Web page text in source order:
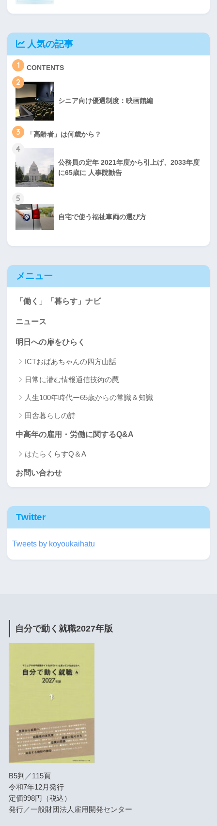
人気の記事
1 CONTENTS
2
シニア向け優遇制度：映画館編
3 「高齢者」は何歳から？
4
公務員の定年 2021年度から引上げ、2033年度
に65歳に 人事院勧告
5
自宅で使う福祉車両の選び方
メニュー
「働く」「暮らす」ナビ
ニュース
明日への扉をひらく
ICTおばあちゃんの四方山話
日常に潜む情報通信技術の罠
人生100年時代ー65歳からの常識＆知識
田舎暮らしの詩
中高年の雇用・労働に関するQ&A
はたらくらすQ＆A
お問い合わせ
Twitter
Tweets by koyoukaihatu
自分で動く就職2027年版
B5判／115頁
令和7年12月発行
定価998円（税込）
発行／一般財団法人雇用開発センター